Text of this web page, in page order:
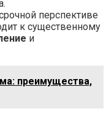
перспективе
к существенному
и
преимущества,